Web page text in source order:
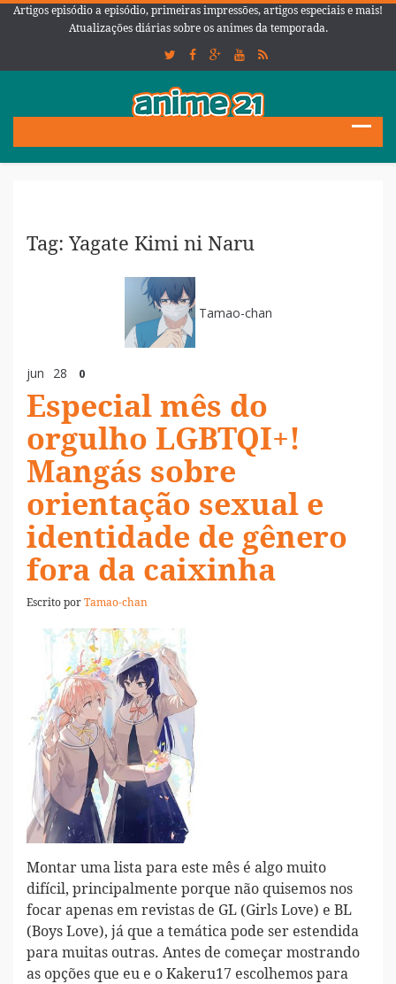
Artigos episódio a episódio, primeiras impressões, artigos especiais e mais!
Atualizações diárias sobre os animes da temporada.
Tag: Yagate Kimi ni Naru
Tamao-chan
jun 28 0
Especial mês do
orgulho LGBTQI+!
Mangás sobre
orientação sexual e
identidade de gênero
fora da caixinha
Escrito porTamao-chan
Montar uma lista para este mês é algo muito
difícil, principalmente porque não quisemos nos
focar apenas em revistas de GL (Girls Love) e BL
(Boys Love), já que a temática pode ser estendida
para muitas outras. Antes de começar mostrando
as opções que eu e o Kakeru17 escolhemos para